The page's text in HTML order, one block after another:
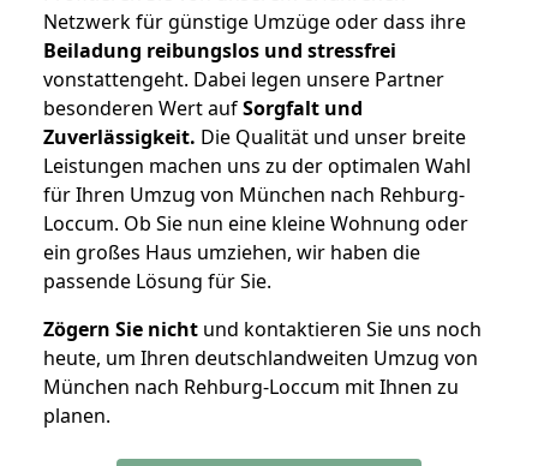
Netzwerk für günstige Umzüge oder dass ihre
Beiladung reibungslos und stressfrei
vonstattengeht. Dabei legen unsere Partner
besonderen Wert aufSorgfalt und
Zuverlässigkeit. Die Qualität und unser breite
Leistungen machen uns zu der optimalen Wahl
für Ihren Umzug von München nach Rehburg-
Loccum. Ob Sie nun eine kleine Wohnung oder
ein großes Haus umziehen, wir haben die
passende Lösung für Sie.
Zögern Sie nicht und kontaktieren Sie uns noch
heute, um Ihren deutschlandweiten Umzug von
München nach Rehburg-Loccum mit Ihnen zu
planen.